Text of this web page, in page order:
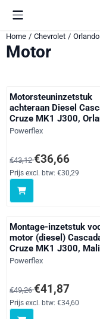
Cookievoorkeuren zijn
Home / Chevrolet / Orlando
Motor
Motorsteuninzetstuk
achteraan Diesel
Cruze MK1 J300,
J309, Cascada, 9-5
Zafira Models, straat
Merk:
Powerflex
Van 43,12 voor 36,66,
€43,12€36,66
Prijs excl. btw: €30,29
Montage-inzetstuk
motor (diesel)
Cruze MK1 J300,
MK8 V300, Orlando
MODELS, Cascada,
Models, Zafira Models,
straat
Merk:
Powerflex
Van 49,26 voor 41,87,
€49,26€41,87
Prijs excl. btw: €34,60